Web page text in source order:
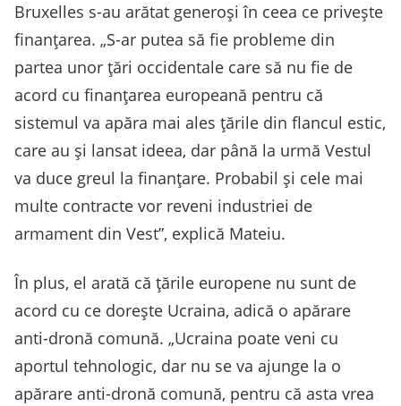
Bruxelles s-au arătat generoși în ceea ce privește
finanțarea. „S-ar putea să fie probleme din
partea unor țări occidentale care să nu fie de
acord cu finanțarea europeană pentru că
sistemul va apăra mai ales țările din flancul estic,
care au și lansat ideea, dar până la urmă Vestul
va duce greul la finanțare. Probabil și cele mai
multe contracte vor reveni industriei de
armament din Vest”, explică Mateiu.
În plus, el arată că țările europene nu sunt de
acord cu ce dorește Ucraina, adică o apărare
anti-dronă comună. „Ucraina poate veni cu
aportul tehnologic, dar nu se va ajunge la o
apărare anti-dronă comună, pentru că asta vrea